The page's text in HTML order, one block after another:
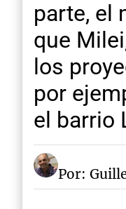
parte, el
que
los
por
el barrio
Por: